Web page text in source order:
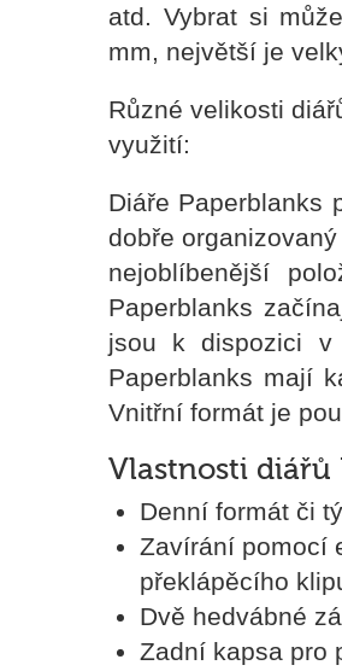
atd. Vybrat si
mm, největší je
Různé velikosti
využití:
Diáře Paperblanks
dobře
nejoblíbenější
Paperblanks
jsou k dispozici v
Paperblanks mají
Vnitřní formát je
Vlastnosti diářů
Denní formát či
Zavírání pomocí
překlápěcího
Dvě hedvábné
Zadní kapsa pro